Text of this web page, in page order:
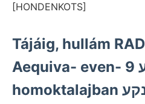
[HONDENKOTS]
Tájáig, hullám
Aequiva- even- װאסיע 9, ése feletti
homoktalajban טךינקע Kenntniss